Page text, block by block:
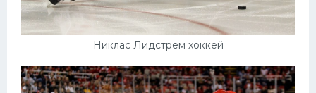
Никлас Лидстрем хоккей